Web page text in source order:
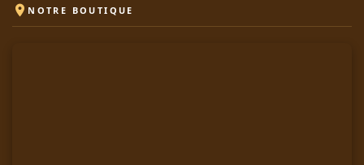
 NOTRE BOUTIQUE